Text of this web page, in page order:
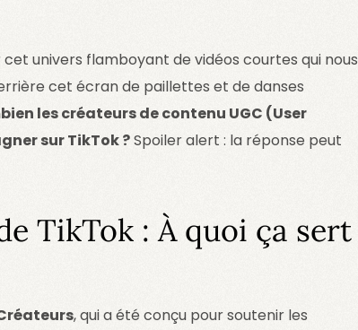
univers flamboyant de vidéos courtes qui nous
cet écran de paillettes et de danses
les créateurs de contenu UGC (User
sur TikTok ?Spoiler alert : la réponse peut
TikTok : À quoi ça sert
, qui a été conçu pour soutenir les